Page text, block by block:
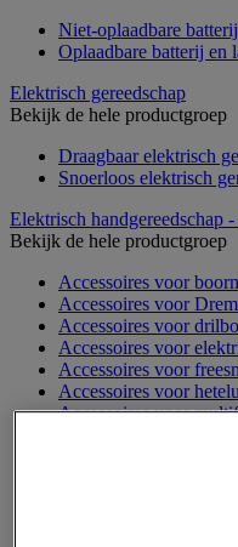
Niet-oplaadbare batterij
Oplaadbare batterij en
Elektrisch gereedschap
Bekijk de hele productgroep
Draagbaar elektrisch
Snoerloos elektrisch
Elektrisch handgereedschap
Bekijk de hele productgroep
Accessoires voor
Accessoires voor
Accessoires voor
Accessoires voor
Accessoires voor
Accessoires voor
Accessoires voor